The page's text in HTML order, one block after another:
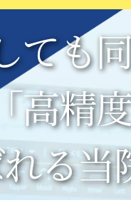
ても
高精
る当